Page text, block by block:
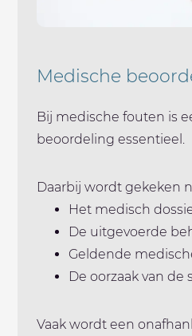
Medische
Bij medische fouten is
beoordeling essentieel.
Daarbij wordt gekeken
Het medisch
De uitgevoerde
Geldende
De oorzaak van de
Vaak wordt een